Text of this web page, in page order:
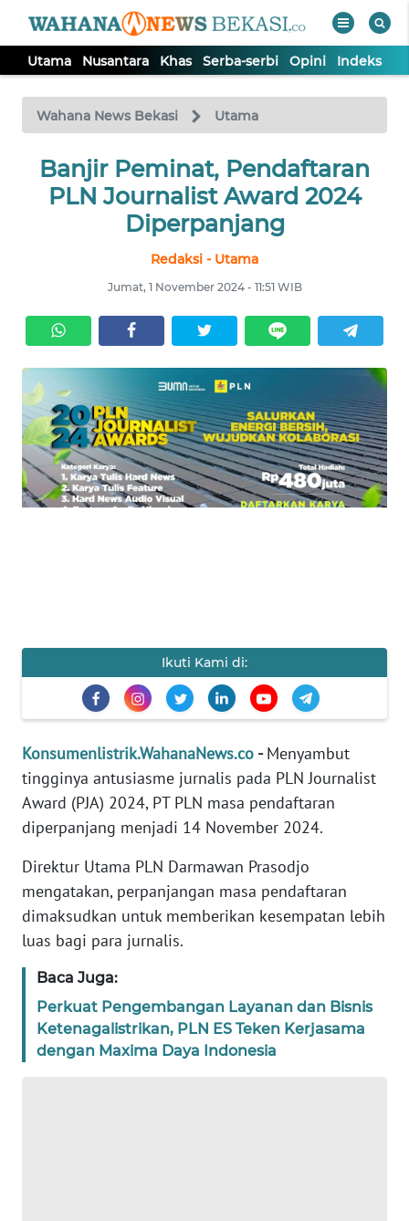
Utama Nusantara Khas Serba-serbi Opini Indeks
Wahana News Bekasi Utama
Banjir Peminat, Pendaftaran
PLN Journalist Award 2024
Diperpanjang
Redaksi - Utama
Jumat, 1 November 2024 - 11:51 WIB
Ikuti Kami di:
Konsumenlistrik.WahanaNews.co -Menyambut
tingginya antusiasme jurnalis pada PLN Journalist
Award (PJA) 2024, PT PLN masa pendaftaran
diperpanjang menjadi 14 November 2024.
Direktur Utama PLN Darmawan Prasodjo
mengatakan, perpanjangan masa pendaftaran
dimaksudkan untuk memberikan kesempatan lebih
luas bagi para jurnalis.
Baca Juga:
Perkuat Pengembangan Layanan dan Bisnis
Ketenagalistrikan, PLN ES Teken Kerjasama
dengan Maxima Daya Indonesia
TV
Tutup
UTAMA
SERBA-
SERBI
OPINI
Informasi
INDEKS
BERITA
TENTANG
PEDOMAN
MEDIA
SIBER
REDAKSI
DISCLAIMER
Wahana
Regional